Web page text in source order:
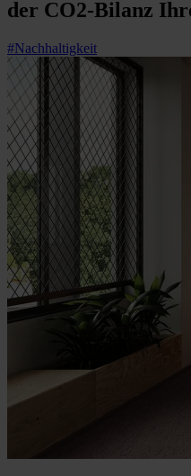
der CO2-Bilanz
#Nachhaltigkeit